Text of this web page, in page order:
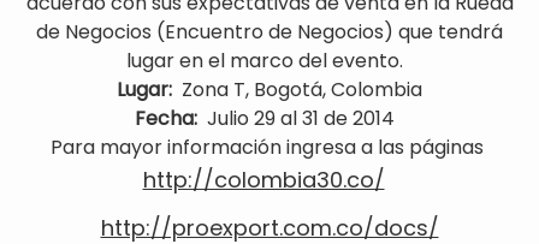
de Negocios (Encuentro de Negocios) que tendrá
lugar en el marco del evento.
Lugar: Zona T, Bogotá, Colombia
Fecha: Julio 29 al 31 de 2014
Para mayor información ingresa a las páginas
http://colombia30.co/
http://proexport.com.co/docs/